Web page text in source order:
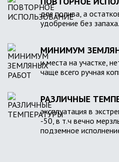
для полива, а
удобрение без запаха.
МИНИМУМ
и места на участке,
чаще всего ручная
РАЗЛИЧНЫЕ
эксплуатация в
-50, в т.ч вечно
подземное